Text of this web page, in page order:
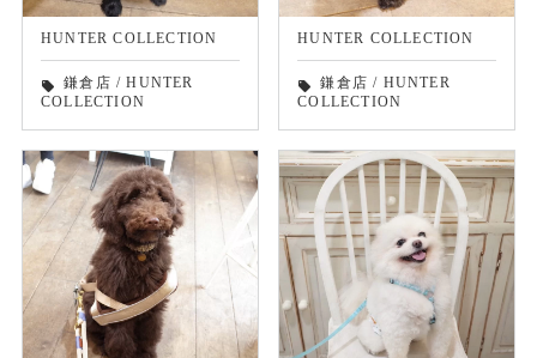
HUNTER COLLECTION
local_offer 鎌倉店 /HUNTER
COLLECTION
HUNTER COLLECTION
local_offer 鎌倉店 / HUNTER
COLLECTION